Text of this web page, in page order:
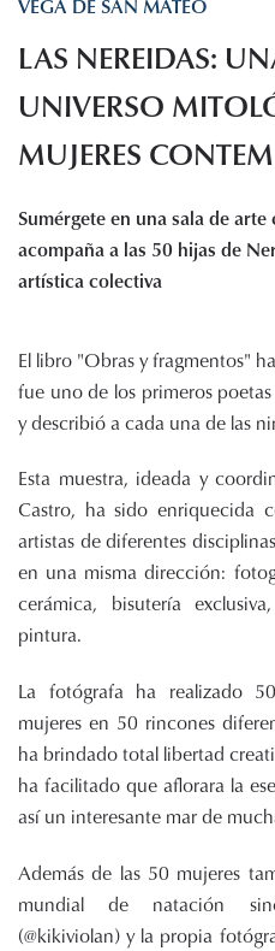
Servicios
Noticias
Documentos
Audiovisuales
Transparencia
Contacto
VEGA DE SAN MATEO
LAS NEREIDAS:
UNIVERSO
MUJERES
Sumérgete en una sala de
acompaña a las 50 hijas de
artística colectiva
El libro "Obras y fragmentos"
fue uno de los primeros
y describió a cada una de las
Esta muestra, ideada y
Castro, ha sido enriquecida
artistas de diferentes
en una misma dirección:
cerámica, bisutería
pintura.
La fotógrafa ha realizado
mujeres en 50 rincones
ha brindado total libertad
ha facilitado que aflorara la
así un interesante mar de
Además de las 50 mujeres
mundial de natación
(@kikiviolan) y la propia